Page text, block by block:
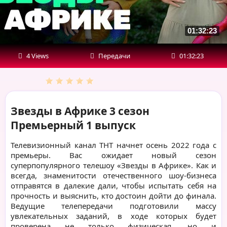
01:32:23
4 Views Передачи 01:32:23
Звезды в Африке 3 сезон
Премьерный 1 выпуск
Телевизионный канал ТНТ начнет осень 2022 года с
премьеры. Вас ожидает новый сезон
суперпопулярного телешоу «Звезды в Африке». Как и
всегда, знаменитости отечественного шоу-бизнеса
отправятся в далекие дали, чтобы испытать себя на
прочность и выяснить, кто достоин дойти до финала.
Ведущие телепередачи подготовили массу
увлекательных заданий, в ходе которых будет